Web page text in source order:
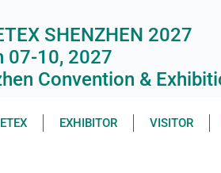
SHENZHEN 2027
07-10, 2027
Convention &
EXHIBITOR VISITOR